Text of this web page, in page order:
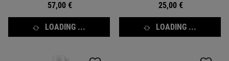
57,00 €
LOADING ...
25,00 €
LOADING ...